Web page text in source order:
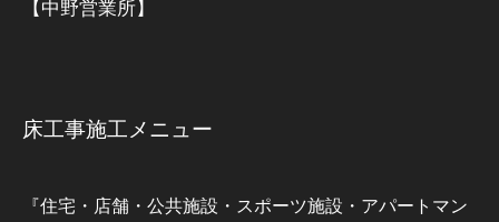
【中野営業所】
床工事施工メニュー
『住宅・店舗・公共施設・スポーツ施設・アパートマン